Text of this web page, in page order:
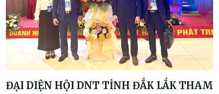
ĐẠI DIỆN HỘI DNT TỈNH ĐẮK LẮK THAM